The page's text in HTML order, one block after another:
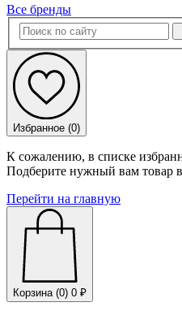
Все бренды
Избранное (0)
К сожалению, в списке
Подберите нужный вам товар в
Перейти на главную
Корзина (0) 0 ₽